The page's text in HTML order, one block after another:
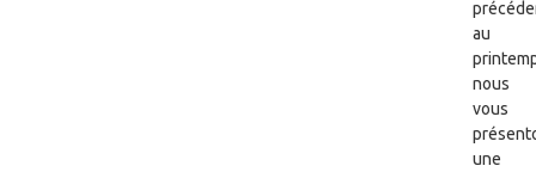
au
nous
vous
une